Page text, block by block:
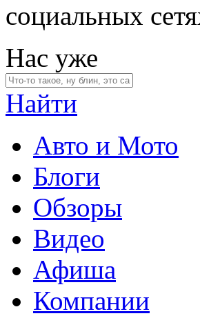
социальных
Нас уже
Найти
Авто и Мото
Блоги
Обзоры
Видео
Афиша
Компании